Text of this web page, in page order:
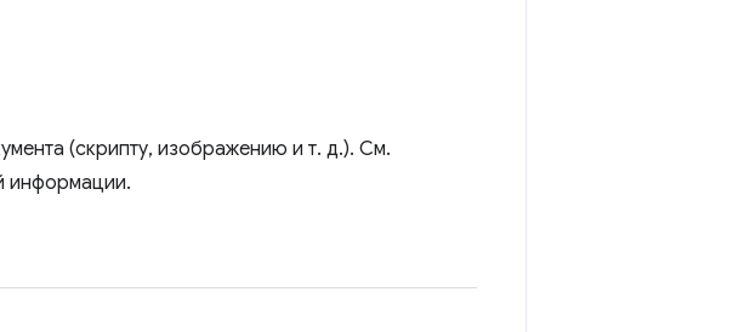
(скрипту, изображению и т. д.). См.
информации.